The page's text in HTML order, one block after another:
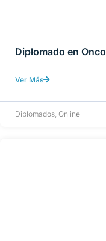
Diplomado en
Ver Más
Diplomados, Online